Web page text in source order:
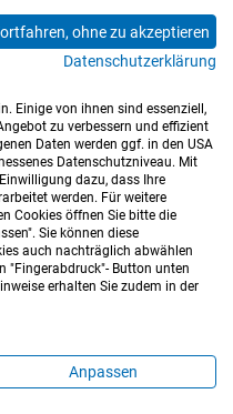
15 16 17
18
24 25 26
27
Barrierefreiheitserklärung
Mitarbeiter*innen
ohne zu akzeptieren
Datenschutzerklärung
Einige von ihnen sind essenziell,
zu verbessern und effizient
Daten werden ggf. in den USA
Datenschutzniveau. Mit
dazu, dass Ihre
werden. Für weitere
Cookies öffnen Sie bitte die
Sie können diese
auch nachträglich abwählen
"Fingerabdruck"- Button unten
erhalten Sie zudem in der
Anpassen